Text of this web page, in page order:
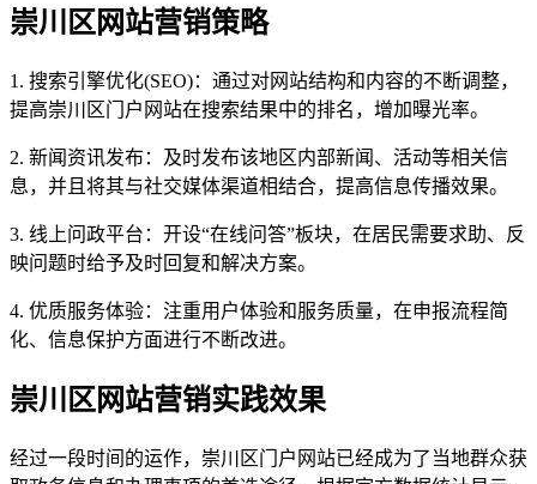
崇川区网站营销策略
1. 搜索引擎优化(SEO)：通过对网站结构和内容的不断调整，
提高崇川区门户网站在搜索结果中的排名，增加曝光率。
2. 新闻资讯发布：及时发布该地区内部新闻、活动等相关信
息，并且将其与社交媒体渠道相结合，提高信息传播效果。
3. 线上问政平台：开设“在线问答”板块，在居民需要求助、反
映问题时给予及时回复和解决方案。
4. 优质服务体验：注重用户体验和服务质量，在申报流程简
化、信息保护方面进行不断改进。
崇川区网站营销实践效果
经过一段时间的运作，崇川区门户网站已经成为了当地群众获